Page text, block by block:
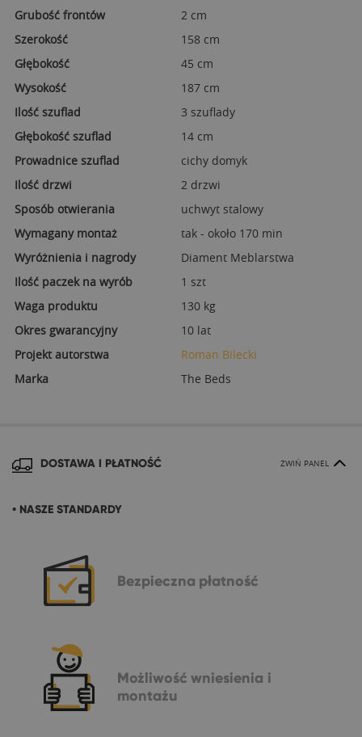
Grubość frontów
2 cm
Szerokość
158 cm
Głębokość
45 cm
Wysokość
187 cm
Ilość szuflad
3 szuflady
Głębokość szuflad
14 cm
Prowadnice szuflad
cichy domyk
Ilość drzwi
2 drzwi
Sposób otwierania
uchwyt stalowy
Wymagany montaż
tak - około 170 min
Wyróżnienia i nagrody
Diament Meblarstwa
Ilość paczek na wyrób
1 szt
Waga produktu
130 kg
Okres gwarancyjny
10 lat
Projekt autorstwa
Roman Bilecki
Marka
The Beds
DOSTAWA I PŁATNOŚĆ ZWIŃ PANEL
• NASZE STANDARDY
Bezpieczna płatność
Możliwość wniesienia i
montażu